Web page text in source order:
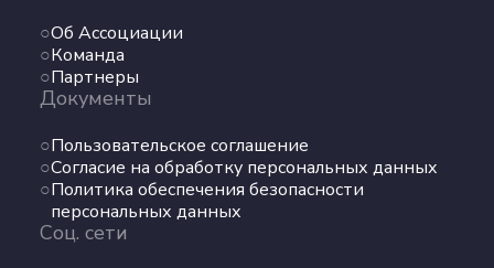
Об Ассоциации
Команда
Партнеры
Документы
Пользовательское соглашение
Согласие на обработку персональных данных
Политика обеспечения безопасности
персональных данных
Соц. сети
Команда
Партнеры
Пользовательское соглашение
Согласие на обработку персональных данных
Политика обеспечения безопасности
персональных данных
сети